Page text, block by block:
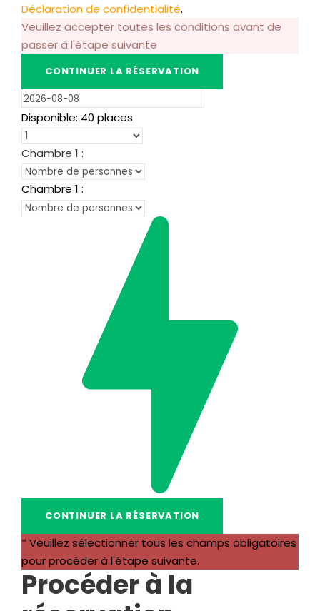
Déclaration de confidentialité.
Veuillez accepter toutes les conditions avant de
passer à l'étape suivante
Disponible: 40 places
Chambre 1 :
Chambre 1 :
* Veuillez sélectionner tous les champs obligatoires
pour procéder à l'étape suivante.
Procéder à la